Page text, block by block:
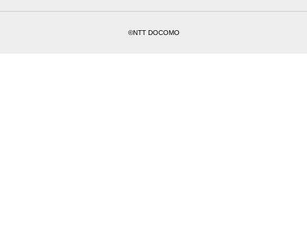
©NTT DOCOMO